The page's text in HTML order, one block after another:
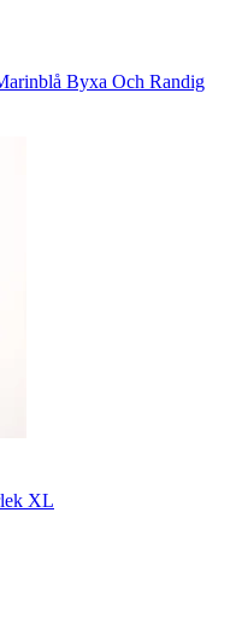
Byxa Och Randig
XL